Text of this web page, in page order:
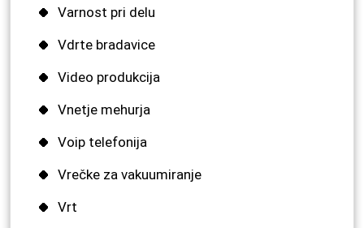
Varnost pri delu
Vdrte bradavice
Video produkcija
Vnetje mehurja
Voip telefonija
Vrečke za vakuumiranje
Vrt